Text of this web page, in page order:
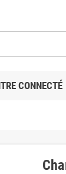
CONNECTÉ